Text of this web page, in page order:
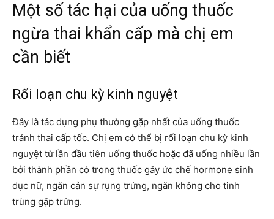
Một số tác hại của uống thuốc
ngừa thai khẩn cấp mà chị em
cần biết
Rối loạn chu kỳ kinh nguyệt
Đây là tác dụng phụ thường gặp nhất của uống thuốc
tránh thai cấp tốc. Chị em có thể bị rối loạn chu kỳ kinh
nguyệt từ lần đầu tiên uống thuốc hoặc đã uống nhiều lần
bởi thành phần có trong thuốc gây ức chế hormone sinh
dục nữ, ngăn cản sự rụng trứng, ngăn không cho tinh
trùng gặp trứng.